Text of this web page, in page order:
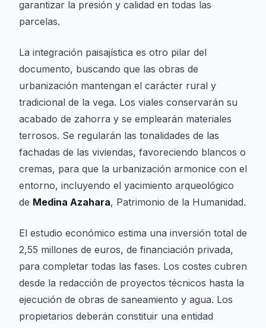
garantizar la presión y calidad en todas las
parcelas.
La integración paisajística es otro pilar del
documento, buscando que las obras de
urbanización mantengan el carácter rural y
tradicional de la vega. Los viales conservarán su
acabado de zahorra y se emplearán materiales
terrosos. Se regularán las tonalidades de las
fachadas de las viviendas, favoreciendo blancos o
cremas, para que la urbanización armonice con el
entorno, incluyendo el yacimiento arqueológico
de Medina Azahara, Patrimonio de la Humanidad.
El estudio económico estima una inversión total de
2,55 millones de euros, de financiación privada,
para completar todas las fases. Los costes cubren
desde la redacción de proyectos técnicos hasta la
ejecución de obras de saneamiento y agua. Los
propietarios deberán constituir una entidad